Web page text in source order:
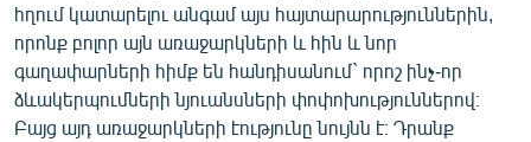
հղում կատարելու անգամ այս հայտարարություններին,
որոնք բոլոր այն առաջարկների և հին և նոր
գաղափարների հիմք են հանդիսանում` որոշ ինչ-որ
ձևակերպումների նյուանսների փոփոխություններով։
Բայց այդ առաջարկների էությունը նույնն է։ Դրանք